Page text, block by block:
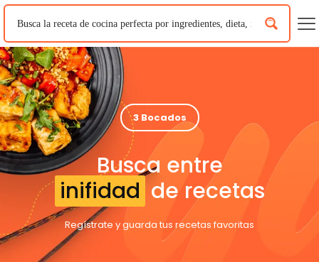
3 Bocados
Busca entre
inifidad de recetas
Regístrate y guarda tus recetas favoritas